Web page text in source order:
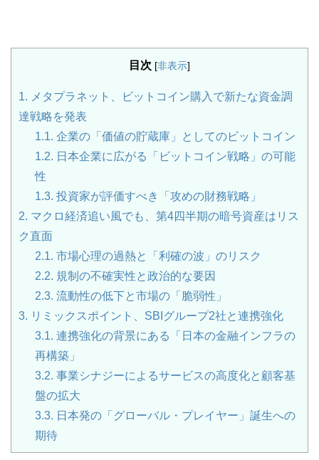
目次 [非表示]
1. メタプラネット、ビットコイン購入で新たな資金調
達戦略を発表
1.1. 企業の「価値の貯蔵庫」としてのビットコイン
1.2. 日本企業に広がる「ビットコイン戦略」の可能
性
1.3. 投資家が評価すべき「攻めの財務戦略」
2. マクロ経済追い風でも、第4四半期の暗号資産はリス
ク直面
2.1. 市場心理の過熱と「利確の波」のリスク
2.2. 規制の不確実性と政治的な要因
2.3. 流動性の低下と市場の「脆弱性」
3. リミックスポイント、SBIグループ2社と連携強化
3.1. 連携強化の背景にある「日本の金融インフラの
再構築」
3.2. 事業シナジーによるサービスの高度化と顧客基
盤の拡大
3.3. 日本発の「グローバル・プレイヤー」誕生への
期待